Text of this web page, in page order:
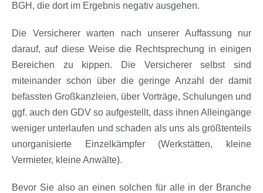
BGH, die dort im Ergebnis negativ ausgehen.
Die Versicherer warten nach unserer Auffassung nur
darauf, auf diese Weise die Rechtsprechung in einigen
Bereichen zu kippen. Die Versicherer selbst sind
miteinander schon über die geringe Anzahl der damit
befassten Großkanzleien, über Vorträge, Schulungen und
ggf. auch den GDV so aufgestellt, dass ihnen Alleingänge
weniger unterlaufen und schaden als uns als größtenteils
unorganisierte Einzelkämpfer (Werkstätten, kleine
Vermieter, kleine Anwälte).
Bevor Sie also an einen solchen für alle in der Branche